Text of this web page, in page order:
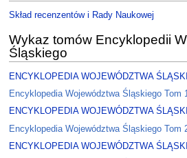
Skład recenzentów i Rady Naukowej
Wykaz tomów Encyklopedii
Śląskiego
ENCYKLOPEDIA WOJEWÓDZTWA
Encyklopedia Województwa Śląskiego Tom
ENCYKLOPEDIA WOJEWÓDZTWA
Encyklopedia Województwa Śląskiego Tom
ENCYKLOPEDIA WOJEWÓDZTWA